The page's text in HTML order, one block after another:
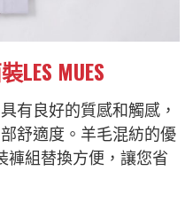
MUES
有良好的質感和觸感，
舒適度。羊毛混紡的優
褲組替換方便，讓您省